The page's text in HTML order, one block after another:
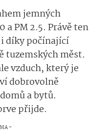
jemných
a PM 2.5. Právě ten
díky počínající
tuzemských měst.
vzduch, který je
dobrovolně
a bytů.
přijde.